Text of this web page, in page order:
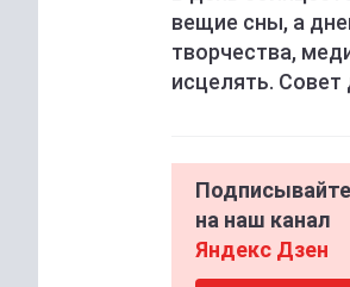
вещие сны, а
творчества,
исцелять.
на наш канал
Яндекс Дзен